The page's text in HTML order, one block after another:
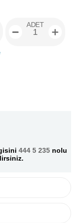
ADET
444 5 235 nolu